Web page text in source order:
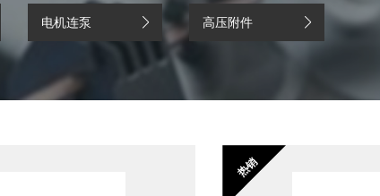
电机连泵 高压附件
热销